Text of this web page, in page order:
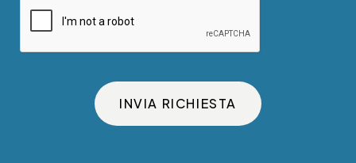
INVIA RICHIESTA